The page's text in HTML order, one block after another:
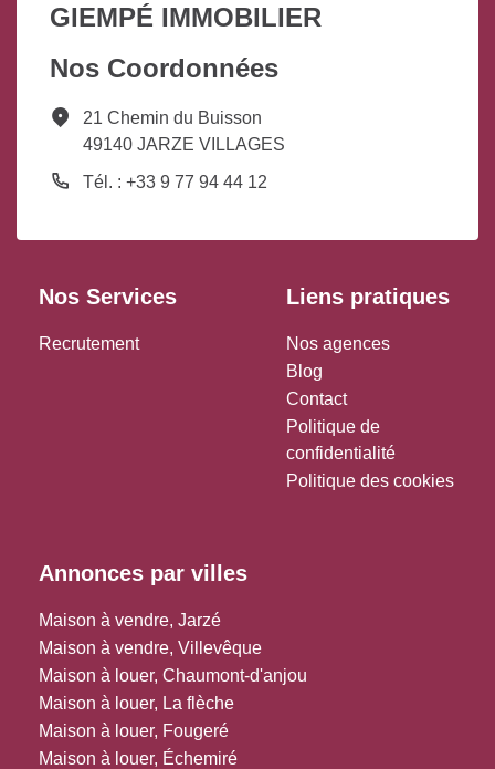
GIEMPÉ IMMOBILIER
Nos Coordonnées
21 Chemin du Buisson
49140 JARZE VILLAGES
Tél. : +33 9 77 94 44 12
Nos Services
Recrutement
Liens pratiques
Nos agences
Blog
Contact
Politique de
confidentialité
Politique des cookies
Annonces par villes
Maison à vendre, Jarzé
Maison à vendre, Villevêque
Maison à louer, Chaumont-d'anjou
Maison à louer, La flèche
Maison à louer, Fougeré
Maison à louer, Échemiré